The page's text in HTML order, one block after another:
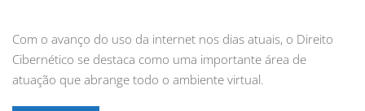
Com o avanço do uso da internet nos dias atuais, o Direito
Cibernético se destaca como uma importante área de
atuação que abrange todo o ambiente virtual.